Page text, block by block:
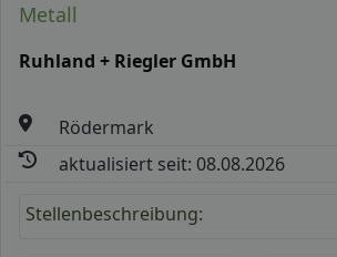
Metall
Ruhland + Riegler GmbH
Rödermark
aktualisiert seit: 08.08.2026
Stellenbeschreibung: